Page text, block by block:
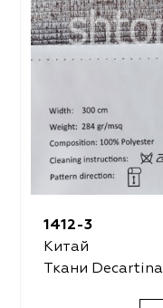
1412-3
Китай
Ткани Decartina